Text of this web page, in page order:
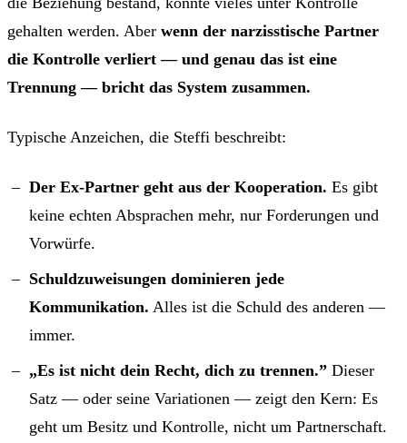
gehalten werden. Aber wenn der narzisstische Partner
die Kontrolle verliert — und genau das ist eine
Trennung — bricht das System zusammen.
Typische Anzeichen, die Steffi beschreibt:
Der Ex-Partner geht aus der Kooperation. Es gibt
keine echten Absprachen mehr, nur Forderungen und
Vorwürfe.
Schuldzuweisungen dominieren jede
Kommunikation. Alles ist die Schuld des anderen —
immer.
„Es ist nicht dein Recht, dich zu trennen.” Dieser
Satz — oder seine Variationen — zeigt den Kern: Es
geht um Besitz und Kontrolle, nicht um Partnerschaft.